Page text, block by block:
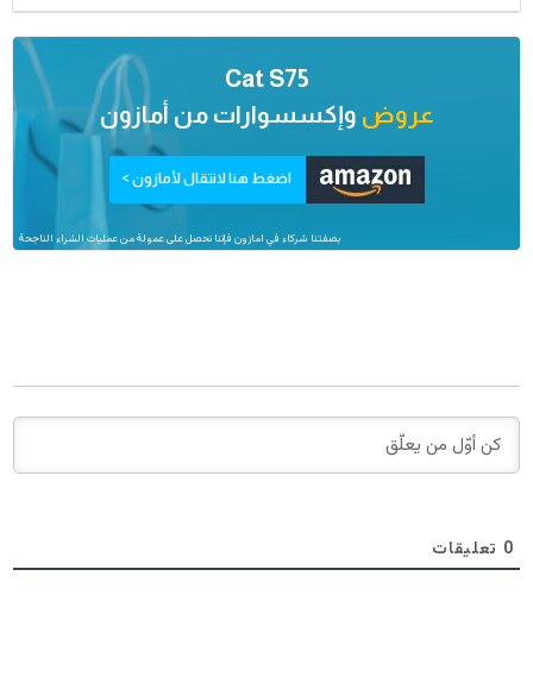
Cat S75
عروض وإكسسوارات من أمازون
اضغط هنا لانتقال لأمازون >
بصفتنا شركاء في امازون فإننا نحصل على عمولة من عمليات الشراء الناجحة
0 تعليقات